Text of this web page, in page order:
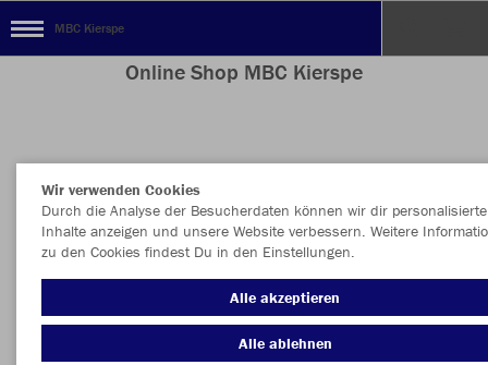
MBC Kierspe
Online Shop MBC Kierspe
Wir verwenden Cookies
Durch die Analyse der Besucherdaten können wir dir personalisierte
Inhalte anzeigen und unsere Website verbessern. Weitere
zu den Cookies findest Du in den Einstellungen.
Alle akzeptieren
Alle ablehnen